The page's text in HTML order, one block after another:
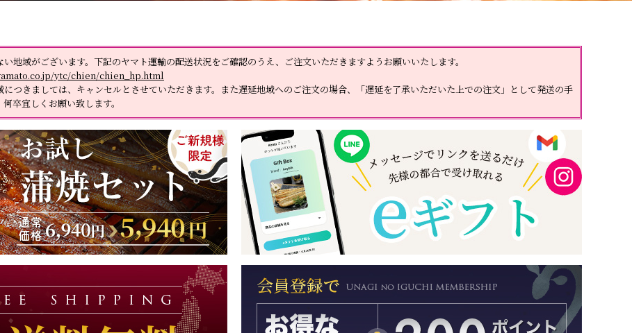
地域がございます。下記のヤマト運輸の配送状況をご確認のうえ、ご注文いただきますようお願いいたします。
ytc/chien/chien_hp.html
つきましては、キャンセルとさせていただきます。また遅延地域へのご注文の場合、「遅延を了承いただいた上での注文」として発送の手
卒宜しくお願い致します。